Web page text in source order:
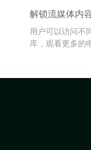
解锁流媒体内
用户可以访问不
库，观看更多的